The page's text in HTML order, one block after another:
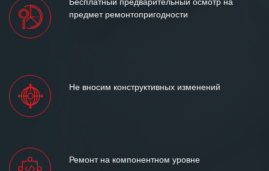
предмет ремонтопригодности
Не вносим конструктивных изменений
Ремонт на компонентном уровне